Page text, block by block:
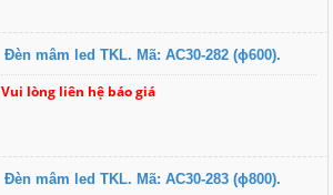
Đèn mâm led TKL. Mã: AC30-282 (ɸ600).
Vui lòng liên hệ báo giá
Đèn mâm led TKL. Mã: AC30-283 (ɸ800).